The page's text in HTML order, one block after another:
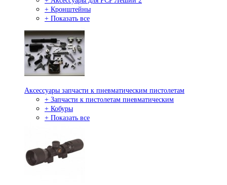
+ Кронштейны
+ Показать все
Аксессуары запчасти к пневматическим пистолетам
+ Запчасти к пистолетам пневматическим
+ Кобуры
+ Показать все